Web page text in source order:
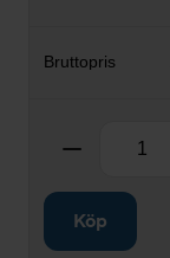
Ta bort
Köp